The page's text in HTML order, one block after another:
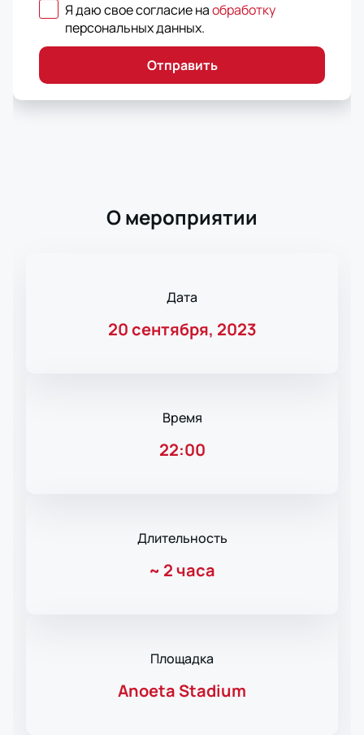
Я даю свое согласие наобработку
персональных данных.
Отправить
О мероприятии
Дата
20 сентября, 2023
Время
22:00
Длительность
~ 2 часа
Площадка
Anoeta Stadium